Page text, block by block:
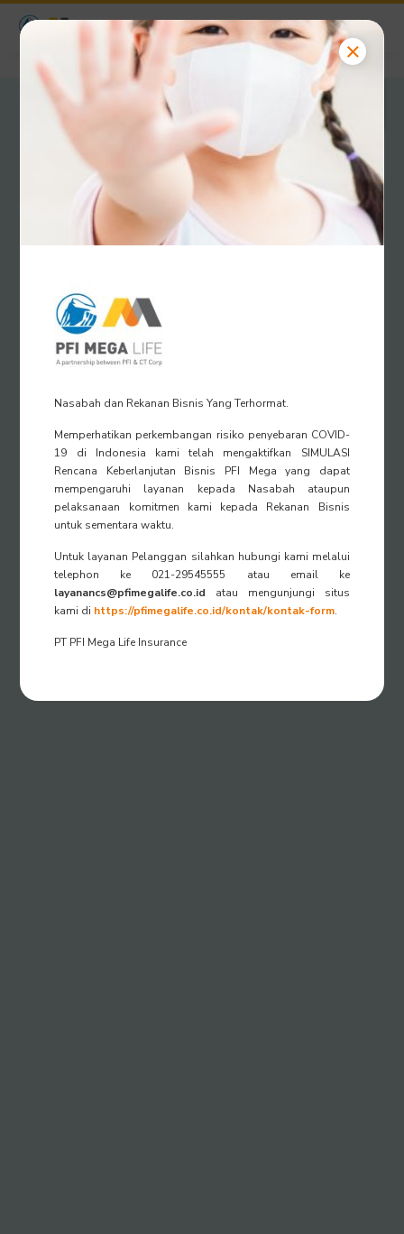
Nasabah dan Rekanan Bisnis Yang Terhormat.
Memperhatikan perkembangan risiko penyebaran COVID-
19 di Indonesia kami telah mengaktifkan SIMULASI
Rencana Keberlanjutan Bisnis PFI Mega yang dapat
mempengaruhi layanan kepada Nasabah ataupun
pelaksanaan komitmen kami kepada Rekanan Bisnis
untuk sementara waktu.
Untuk layanan Pelanggan silahkan hubungi kami melalui
telephon ke 021-29545555 atau email ke
layanancs@pfimegalife.co.id atau mengunjungi situs
kami di https://pfimegalife.co.id/kontak/kontak-form.
PT PFI Mega Life Insurance